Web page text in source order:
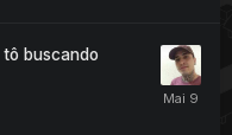
buscando